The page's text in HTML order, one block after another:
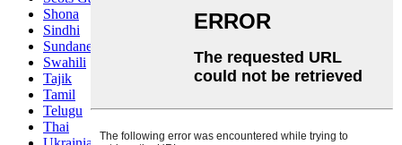
Shona
Sindhi
Sundanese
Swahili
Tajik
Tamil
Telugu
Thai